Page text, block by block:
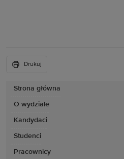
Strona główna
O wydziale
Kandydaci
Studenci
Pracownicy
Drukuj